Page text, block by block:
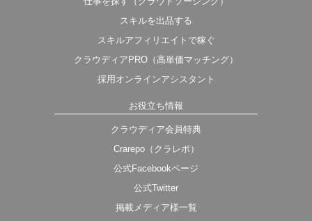
スキルを出品する
スキルアフィリエイトで稼ぐ
クラウディアPRO（高単価マッチング）
採用オンラインアシスタント
お役立ち情報
クラウディア会員特典
Crarepo（クラレポ）
公式Facebookページ
公式Twitter
掲載メディア様一覧